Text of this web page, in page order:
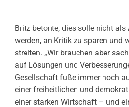
Britz betonte, dies solle nicht als
werden, an Kritik zu sparen und
streiten. „Wir brauchen aber
auf Lösungen und
Gesellschaft fuße immer noch
einer freiheitlichen und
einer starken Wirtschaft – und